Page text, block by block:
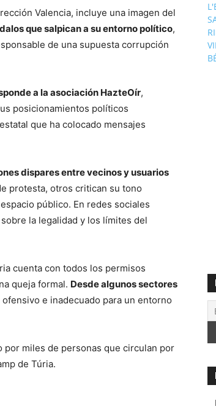
Valencia, incluye una imagen del
que salpican a su entorno político,
de una supuesta corrupción
a la asociación HazteOír,
posicionamientos políticos
que ha colocado mensajes
dispares entre vecinos y usuarios
protesta, otros critican su tono
público. En redes sociales
la legalidad y los límites del
cuenta con todos los permisos
queja formal. Desde algunos sectores
e inadecuado para un entorno
miles de personas que circulan por
de Túria.